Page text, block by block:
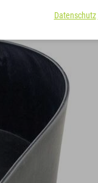
Datenschutz